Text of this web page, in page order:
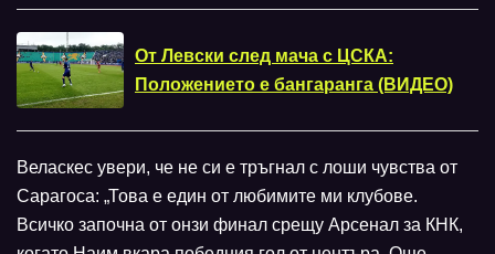
От Левски след мача с ЦСКА:
Положението е бангаранга (ВИДЕО)
Веласкес увери, че не си е тръгнал с лоши чувства от
Сарагоса: „Това е един от любимите ми клубове.
Всичко започна от онзи финал срещу Арсенал за КНК,